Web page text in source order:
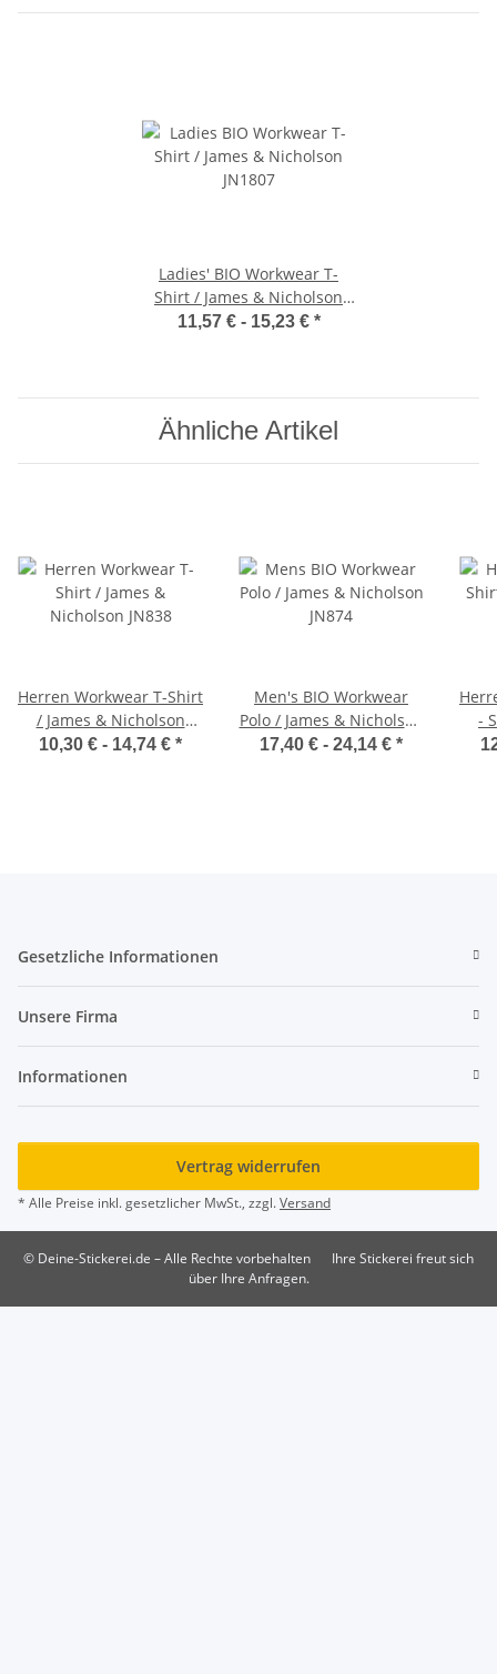
Ladies' BIO Workwear T-
Shirt / James & Nicholson
JN1807
11,57 € - 15,23 € *
Ähnliche Artikel
Herren Workwear T-Shirt
/ James & Nicholson
JN838
10,30 € - 14,74 € *
Men's BIO Workwear
Polo / James & Nicholson
JN874
17,40 € - 24,14 € *
-
Gesetzliche Informationen
Unsere Firma
Informationen
Vertrag widerrufen
* Alle Preise inkl. gesetzlicher MwSt., zzgl.Versand
© Deine-Stickerei.de – Alle Rechte vorbehalten
Ihre Stickerei freut sich
über Ihre Anfragen.